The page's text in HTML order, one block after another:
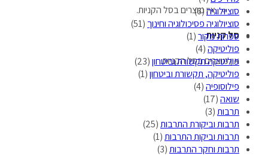
אין מוצרים בסל הקניות.
סל קניות
אין מוצרים בסל הקניות.
סוציולוגיה(6)
סוציולוגיה פסיכולוגיה וחינוך (51)
ספרות מקור(1)
פוליטיקה(4)
פוליטיקה תקשורת וביטחון(23)
פוליטיקה, תקשורת וביטחון(1)
פילוסופיה(4)
שואה(17)
תרבות(3)
תרבות וביקורת התרבות(25)
תרבות וביקות התרבות(1)
תרבות וחקר התרבות(3)